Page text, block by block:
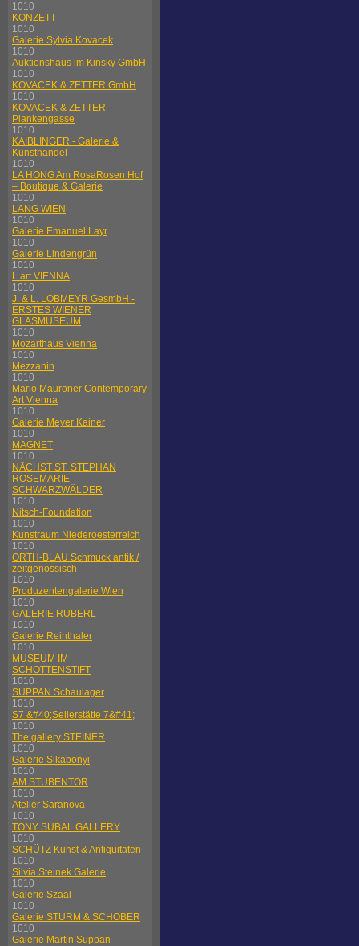
1010
KONZETT
1010
Galerie Sylvia Kovacek
1010
Auktionshaus im Kinsky GmbH
1010
KOVACEK & ZETTER GmbH
1010
KOVACEK & ZETTER
Plankengasse
1010
KAIBLINGER - Galerie &
Kunsthandel
1010
LA HONG Am RosaRosen Hof
– Boutique & Galerie
1010
LANG WIEN
1010
Galerie Emanuel Layr
1010
Galerie Lindengrün
1010
L.art VIENNA
1010
J. & L. LOBMEYR GesmbH -
ERSTES WIENER
GLASMUSEUM
1010
Mozarthaus Vienna
1010
Mezzanin
1010
Mario Mauroner Contemporary
Art Vienna
1010
Galerie Meyer Kainer
1010
MAGNET
1010
NÄCHST ST. STEPHAN
ROSEMARIE
SCHWARZWÄLDER
1010
Nitsch-Foundation
1010
Kunstraum Niederoesterreich
1010
ORTH-BLAU Schmuck antik /
zeitgenössisch
1010
Produzentengalerie Wien
1010
GALERIE RUBERL
1010
Galerie Reinthaler
1010
MUSEUM IM
SCHOTTENSTIFT
1010
SUPPAN Schaulager
1010
S7 &#40;Seilerstätte 7&#41;
1010
The gallery STEINER
1010
Galerie Sikabonyi
1010
AM STUBENTOR
1010
Atelier Saranova
1010
TONY SUBAL GALLERY
1010
SCHÜTZ Kunst & Antiquitäten
1010
Silvia Steinek Galerie
1010
Galerie Szaal
1010
Galerie STURM & SCHOBER
1010
Galerie Martin Suppan